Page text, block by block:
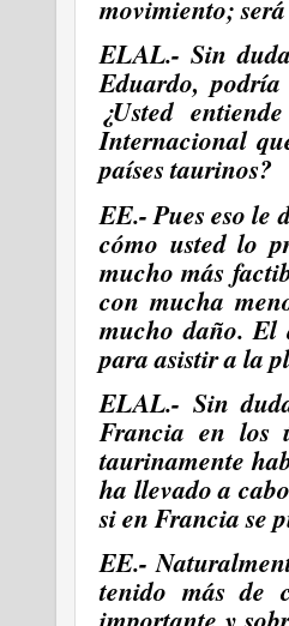
movimiento;
ELAL.- Sin
Eduardo,
¿Usted
Internacional
países taurinos?
EE.- Pues eso le
cómo usted lo
mucho más
con mucha
mucho daño.
para asistir a la
ELAL.- Sin
Francia en los
taurinamente
ha llevado a
si en Franciase
EE.-
tenido más de